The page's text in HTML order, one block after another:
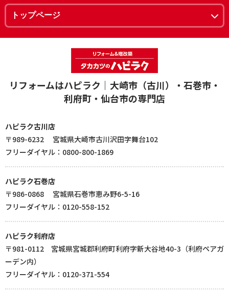
リフォームはハピラク｜大崎市（古川）・石巻市・
利府町・仙台市の専門店
ハピラク古川店
〒989-6232 宮城県大崎市古川沢田字舞台102
フリーダイヤル：0800-800-1869
ハピラク石巻店
〒986-0868 宮城県石巻市恵み野6-5-16
フリーダイヤル：0120-558-152
ハピラク利府店
〒981-0112 宮城県宮城郡利府町利府字新大谷地40-3（利府ペアガ
ーデン内）
フリーダイヤル：0120-371-554